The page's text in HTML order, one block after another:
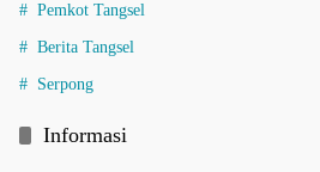
Pemkot Tangsel
Berita Tangsel
Serpong
Informasi